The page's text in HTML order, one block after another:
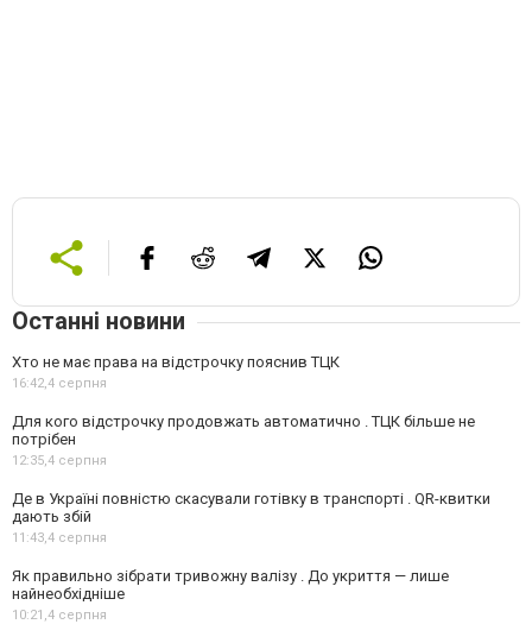
Останні новини
Хто не має права на відстрочку пояснив ТЦК
16:42,4 серпня
Для кого відстрочку продовжать автоматично . ТЦК більше не
потрібен
12:35,4 серпня
Де в Україні повністю скасували готівку в транспорті . QR-квитки
дають збій
11:43,4 серпня
Як правильно зібрати тривожну валізу . До укриття — лише
найнеобхідніше
10:21,4 серпня